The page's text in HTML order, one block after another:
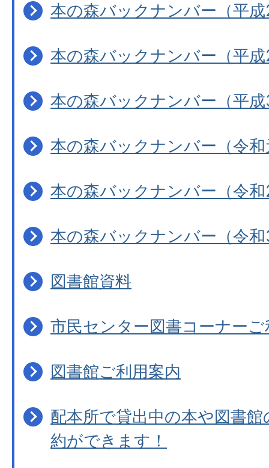
本の森バックナンバー（平
本の森バックナンバー（平
本の森バックナンバー（平
本の森バックナンバー（令
本の森バックナンバー（令
本の森バックナンバー（令
図書館資料
市民センター図書コーナーご
図書館ご利用案内
配本所で貸出中の本や図書
約ができます！